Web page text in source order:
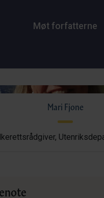
Møt forfatterne
Mari Fjone